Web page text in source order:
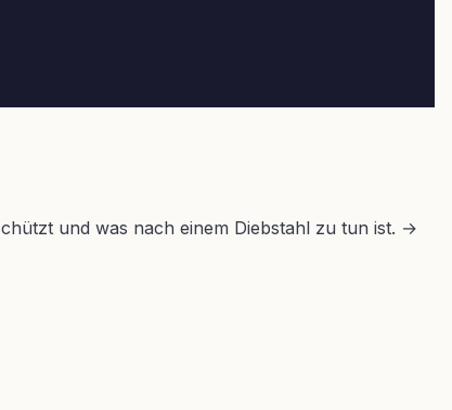
und was nach einem Diebstahl zu tun ist. →